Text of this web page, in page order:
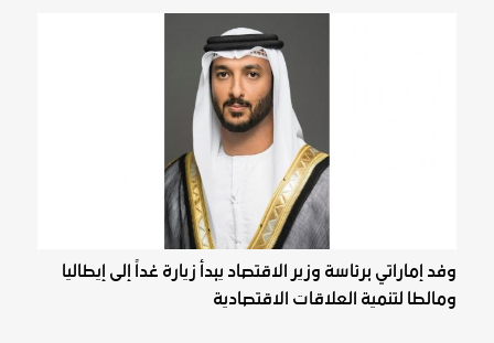
وفد إماراتي برئاسة وزير الاقتصاد يبدأ زيارة غداً إلى إيطاليا
ومالطا لتنمية العلاقات الاقتصادية